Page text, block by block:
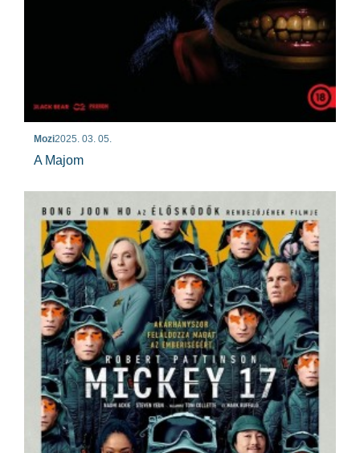
Mozi2025. 03. 05.
A Majom